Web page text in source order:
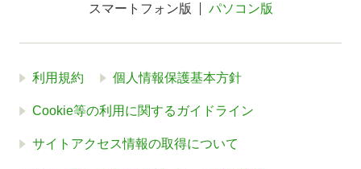
スマートフォン版 パソコン版
利用規約 個人情報保護基本方針
Cookie等の利用に関するガイドライン
サイトアクセス情報の取得について